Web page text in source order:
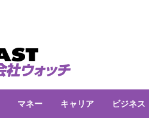
マネー キャリア ビジネス